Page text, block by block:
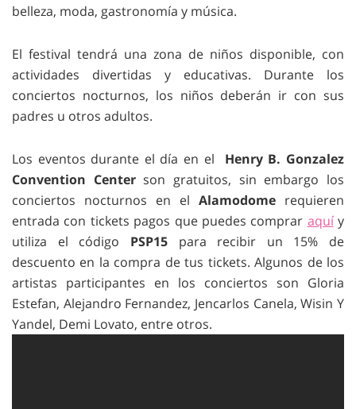
belleza, moda, gastronomía y música.
El festival tendrá una zona de niños disponible, con
actividades divertidas y educativas. Durante los
conciertos nocturnos, los niños deberán ir con sus
padres u otros adultos.
Los eventos durante el día en el
Henry B. Gonzalez
Convention Centerson gratuitos, sin embargo los
conciertos nocturnos en el Alamodome requieren
entrada con tickets pagos que puedes comprar aquíy
utiliza el código PSP15 para recibir un 15% de
descuento en la compra de tus tickets. Algunos de los
artistas participantes en los conciertos son Gloria
Estefan, Alejandro Fernandez, Jencarlos Canela, Wisin Y
Yandel, Demi Lovato, entre otros.